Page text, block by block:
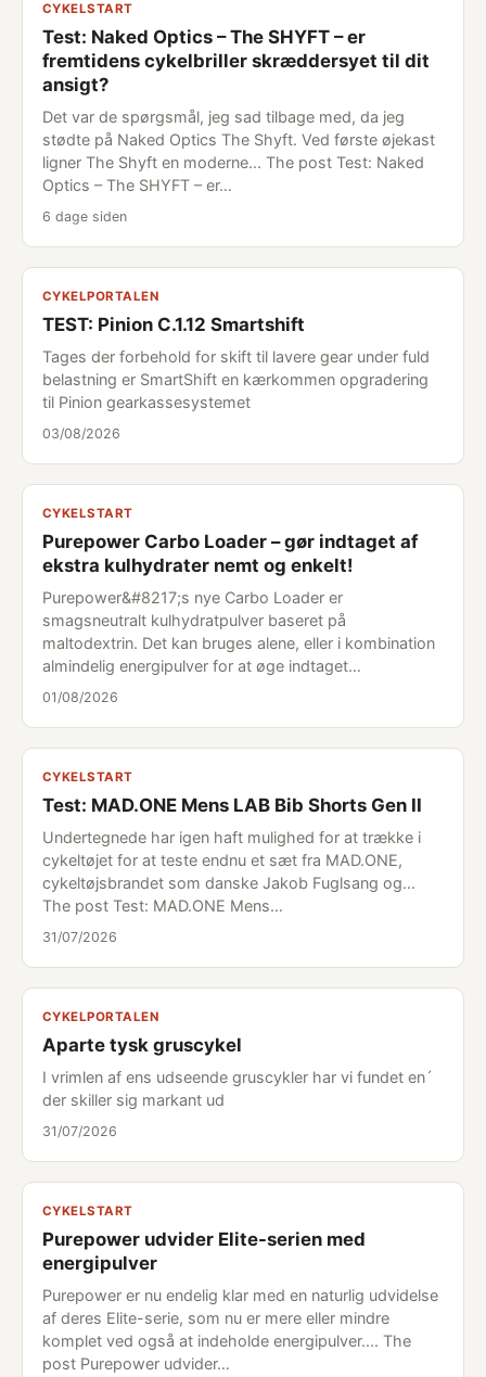
CYKELSTART
Test: Naked Optics – The SHYFT – er
fremtidens cykelbriller skræddersyet til dit
ansigt?
Det var de spørgsmål, jeg sad tilbage med, da jeg
stødte på Naked Optics The Shyft. Ved første øjekast
ligner The Shyft en moderne... The post Test: Naked
Optics – The SHYFT – er…
6 dage siden
CYKELPORTALEN
TEST: Pinion C.1.12 Smartshift
Tages der forbehold for skift til lavere gear under fuld
belastning er SmartShift en kærkommen opgradering
til Pinion gearkassesystemet
03/08/2026
CYKELSTART
Purepower Carbo Loader – gør indtaget af
ekstra kulhydrater nemt og enkelt!
Purepower&#8217;s nye Carbo Loader er
smagsneutralt kulhydratpulver baseret på
maltodextrin. Det kan bruges alene, eller i kombination
almindelig energipulver for at øge indtaget…
01/08/2026
CYKELSTART
Test: MAD.ONE Mens LAB Bib Shorts Gen II
Undertegnede har igen haft mulighed for at trække i
cykeltøjet for at teste endnu et sæt fra MAD.ONE,
cykeltøjsbrandet som danske Jakob Fuglsang og...
The post Test: MAD.ONE Mens…
31/07/2026
CYKELPORTALEN
Aparte tysk gruscykel
I vrimlen af ens udseende gruscykler har vi fundet en´
der skiller sig markant ud
31/07/2026
CYKELSTART
Purepower udvider Elite-serien med
energipulver
Purepower er nu endelig klar med en naturlig udvidelse
af deres Elite-serie, som nu er mere eller mindre
komplet ved også at indeholde energipulver.... The
post Purepower udvider…